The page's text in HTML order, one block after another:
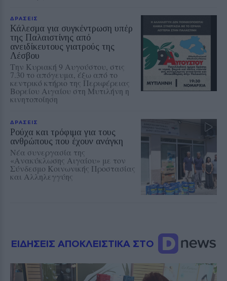
ΔΡΑΣΕΙΣ
Κάλεσμα για συγκέντρωση υπέρ
της Παλαιστίνης από
ανειδίκευτους γιατρούς της
Λέσβου
Την Κυριακή 9 Αυγούστου, στις
7.30 το απόγευμα, έξω από το
κεντρικό κτήριο της Περιφέρειας
Βορείου Αιγαίου στη Μυτιλήνη η
κινητοποίηση
ΔΡΑΣΕΙΣ
Ρούχα και τρόφιμα για τους
ανθρώπους που έχουν ανάγκη
Νέα συνεργασία της
«Ανακύκλωσης Αιγαίου» με τον
Σύνδεσμο Κοινωνικής Προστασίας
και Αλληλεγγύης
ΕΙΔΗΣΕΙΣ ΑΠΟΚΛΕΙΣΤΙΚΑ ΣΤΟ